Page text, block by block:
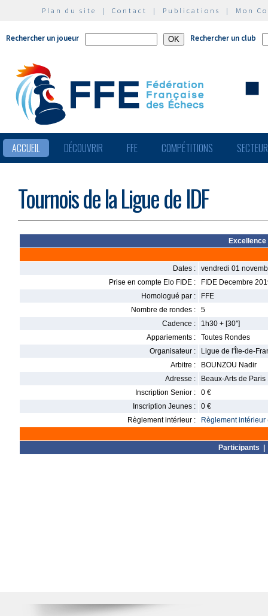
Plan du site | Contact | Publications | Mon
Rechercher un joueur Rechercher un club
ACCUEIL DÉCOUVRIR FFE COMPÉTITIONS
Tournois de la Ligue de IDF
Excellence
Dates :
vendredi 01
Prise en compte Elo FIDE :
FIDE Decembre
Homologué par :
FFE
Nombre de rondes :
5
Cadence :
1h30 + [30'']
Appariements :
Toutes Rondes
Organisateur :
Ligue de l'Île-de-
Arbitre :
BOUNZOU Nadir
Adresse :
Beaux-Arts de
Inscription Senior :
0 €
Inscription Jeunes :
0 €
Règlement intérieur :
Règlement intérieur
Participants